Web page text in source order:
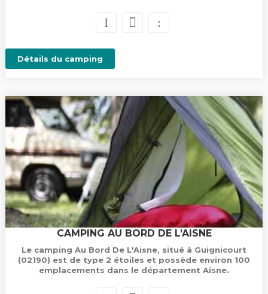
Détails du camping
CAMPING AU BORD DE L’AISNE
Le camping Au Bord De L'Aisne, situé à Guignicourt
(02190) est de type 2 étoiles et possède environ 100
emplacements dans le département Aisne.